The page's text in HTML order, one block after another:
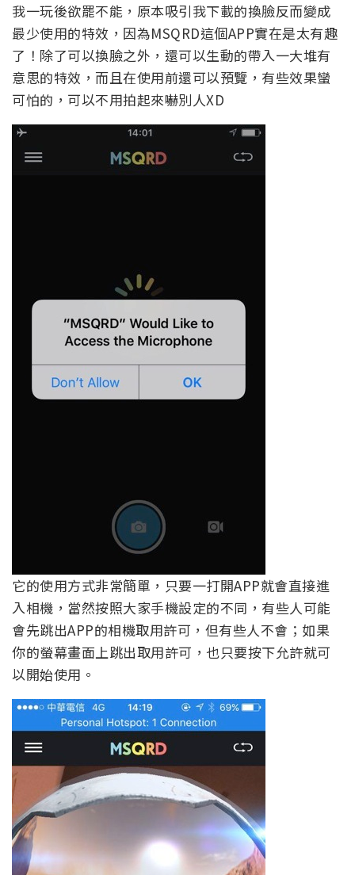
我一玩後欲罷不能，原本吸引我下載的換臉反而變成
最少使用的特效，因為MSQRD這個APP實在是太有趣
了！除了可以換臉之外，還可以生動的帶入一大堆有
意思的特效，而且在使用前還可以預覽，有些效果蠻
可怕的，可以不用拍起來嚇別人XD
它的使用方式非常簡單，只要一打開APP就會直接進
入相機，當然按照大家手機設定的不同，有些人可能
會先跳出APP的相機取用許可，但有些人不會；如果
你的螢幕畫面上跳出取用許可，也只要按下允許就可
以開始使用。